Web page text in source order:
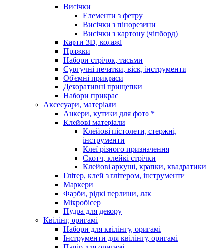
Висічки
Елементи з фетру
Висічки з пінорезини
Висічки з картону (чіпборд)
Карти 3D, колажі
Пряжки
Набори стрічок, тасьми
Сургучні печатки, віск, інструменти
Об'ємні прикраси
Декоративні прищепки
Набори прикрас
Аксесуари, матеріали
Анкери, кутики для фото *
Клейові матеріали
Клейові пістолети, стержні,
інструменти
Клеї різного призначення
Скотч, клейкі стрічки
Клейові аркуші, крапки, квадратики
Глітер, клей з глітером, інструменти
Маркери
Фарби, рідкі перлини, лак
Мікробісер
Пудра для декору
Квілінг, оригамі
Набори для квілінгу, оригамі
Інструменти для квілінгу, оригамі